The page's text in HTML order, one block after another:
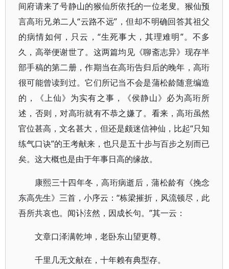
间府请来了号静山的猴仙所依托的一位老叟。猴仙预
言高珩兄弟二人“云路不远”，但却不明确回答其祖父
的病情如何，只云，“生死事大，其理难明”。不多
久，高举便谢世了。这两篇均见《聊斋志异》现存半
部手稿的第二册，作期当在高珩告归后的晚年，高珩
很可能曾读到过。它们所记当不会是蒲松龄随意编造
的，《上仙》为实有之事，《侯静山》必为高珩所
述，否则，对高珩就有不恭之嫌了。看来，高珩虽然
官位甚高，文名甚大，但还是颇迷信神仙，比起“只知
练气口诀”的王考献来，也只是五十步与百步之别而已
矣。这大概也是由于年事日高的缘故。
康熙三十四年冬，高珩病逝后，蒲松龄有《挽念
东高先生》三首，小序云：“栋梁摧折，风流顿尽，此
吾所共哀也。闻讣泫然，因成长句。”其一云：
文章口泽满乾坤，老卧东山望更尊。
千里几无文献在，十年赖有典型存。